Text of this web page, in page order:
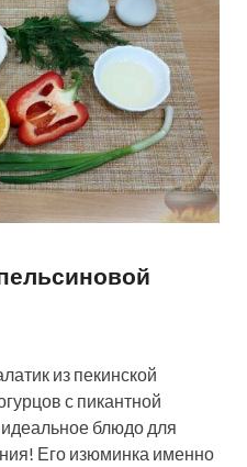
из пекинской
с пикантной
блюдо для
Его изюминка именно